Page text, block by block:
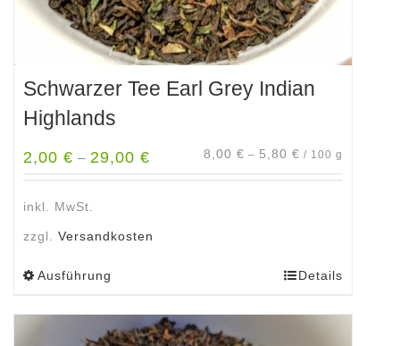
Schwarzer Tee Earl Grey Indian
Highlands
2,00 € – 29,00 € 8,00 € – 5,80 € / 100 g
inkl. MwSt.
zzgl. Versandkosten
Ausführung
weist
Details